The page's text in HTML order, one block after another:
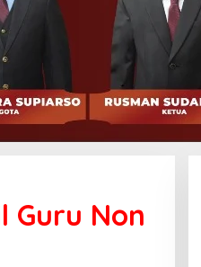
Guru Non